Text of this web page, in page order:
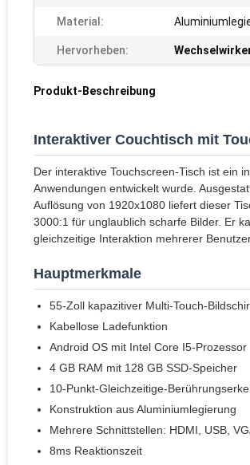
Material:
Hervorheben:
Produkt-Beschreibung
Interaktiver Couchtisch mit
Der interaktive Touchscreen-Tisch ist ein
Anwendungen entwickelt wurde.
Auflösung von 1920x1080 liefert dieser
3000:1 für unglaublich scharfe Bilder. Er
gleichzeitige Interaktion mehrerer
Hauptmerkmale
55-Zoll kapazitiver Multi-Touch-
Kabellose Ladefunktion
Android OS mit Intel Core I5-Prozessor
4 GB RAM mit 128 GB SSD-Speicher
10-Punkt-Gleichzeitige-
Konstruktion aus Aluminiumlegierung
Mehrere Schnittstellen: HDMI, USB,
8ms Reaktionszeit